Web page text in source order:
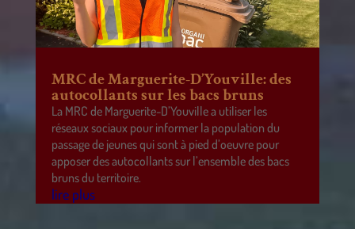
MRC de Marguerite-D’Youville: des
autocollants sur les bacs bruns
La MRC de Marguerite-D’Youville a utiliser les
réseaux sociaux pour informer la population du
passage de jeunes qui sont à pied d’oeuvre pour
apposer des autocollants sur l’ensemble des bacs
bruns du territoire.
lire plus